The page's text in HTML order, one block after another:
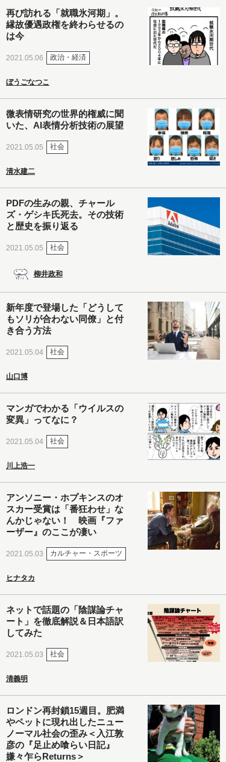
再び訪れる「就職氷河期」。
縁故優遇政権を終わらせるの
は今
2021.05.06 政治・経済
ぼうごなつこ
微表情研究の世界的権威に聞
いた、AI表情分析技術の展望
2021.05.05 社会
清水建二
PDFの生みの親、チャール
ズ・ゲシキ氏死去。その技術
と歴史を振り返る
2021.05.05 社会
柳井政和
新年度で登場した「どうして
もソリが合わない同僚」と付
き合う方法
2021.05.04 社会
山口博
マンガでわかる「ウイルスの
変異」ってなに？
2021.05.04 社会
川上浩一
アンソニー・ホプキンスのオ
スカー受賞は「番狂わせ」な
んかじゃない！ 映画『ファ
ーザー』のここが凄い
2021.05.03 カルチャー・スポーツ
ヒナタカ
ネットで話題の「陰謀論チャ
ート」を徹底解説＆日本語訳
してみた
2021.05.03 社会
清義明
ロンドン再封鎖15週目。肥満
やペットに現れ出したニュー
ノーマル社会の歪み＜入江敦
彦の『足止め喰らい日記』
嫌々乍らReturns＞